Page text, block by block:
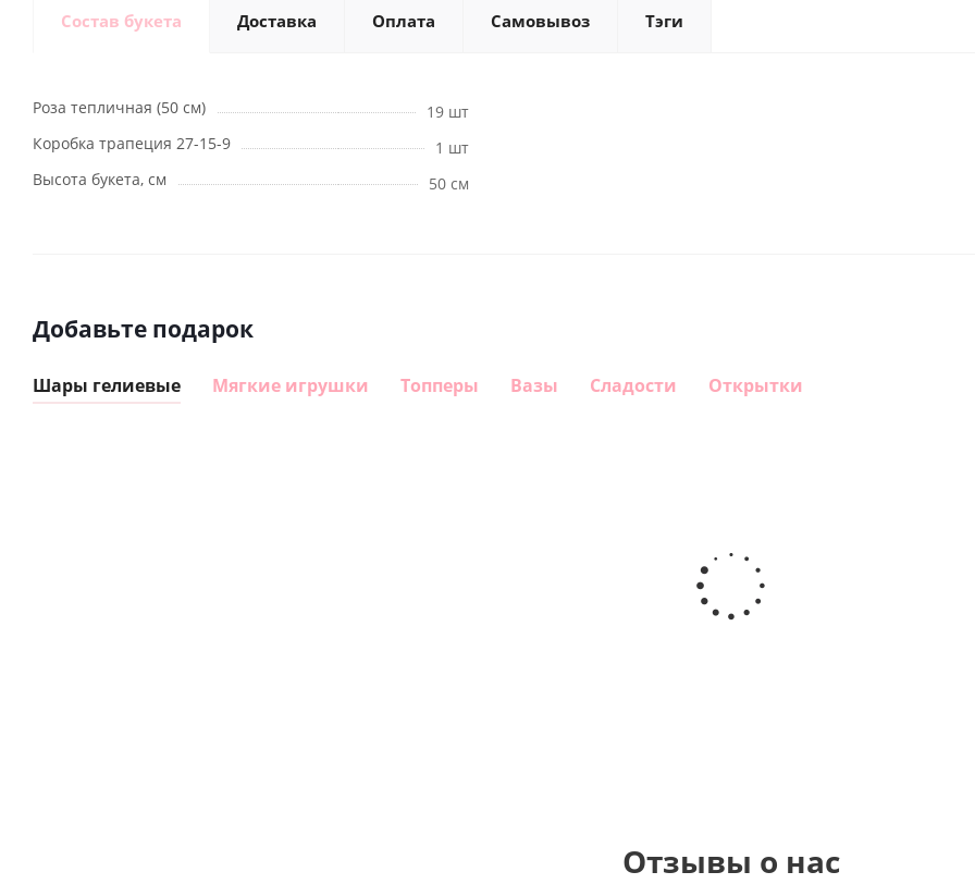
Состав букета Доставка Оплата Самовывоз Тэги
Роза тепличная (50 см)
19 шт
Коробка трапеция 27-15-9
1 шт
Высота букета, см
50 см
Добавьте подарок
Шары гелиевые Мягкие игрушки Топперы Вазы Сладости Открытки
гелиевый
цифра 1
(40х102
Отзывы о нас